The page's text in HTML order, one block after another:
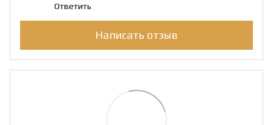
Ответить
Написать отзыв